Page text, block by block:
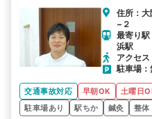
住所：大
−２
最寄り
浜駅
アクセ
駐車場：
交通事故対応 早朝OK 土曜日
駐車場あり
駅ちか 鍼灸 整体